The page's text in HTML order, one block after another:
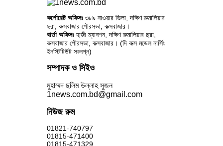
কর্পোরেট অফিসঃ ৩৮৯ নাওয়ার ভিলা, দক্ষিণ রুমালিয়ার
ছরা, কক্সবাজার পৌরসভা, কক্সবাজার।
বার্তা অফিসঃহাজী ম্যানশন, দক্ষিণ রুমালিয়ার ছরা,
কক্সবাজার পৌরসভা, কক্সবাজার। (দি কক্স মডেল নার্সিং
ইনস্টিটিউট সংলগ্ন)
সম্পাদক ও সিইও
মুহাম্মদ ছলিম উল্লাহ সুজন
1news.com.bd@gmail.com
নিউজ রুম
01821-740797
01815-471400
01815-471329